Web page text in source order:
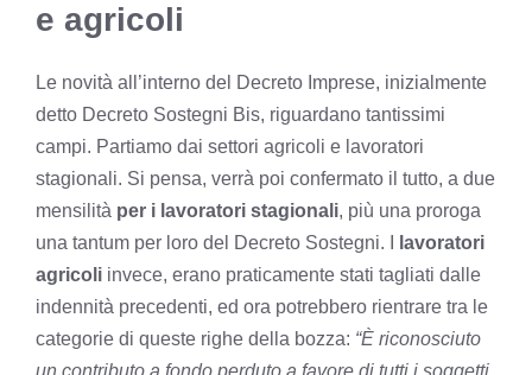
e agricoli
Le novità all’interno del Decreto Imprese, inizialmente
detto Decreto Sostegni Bis, riguardano tantissimi
campi. Partiamo dai settori agricoli e lavoratori
stagionali. Si pensa, verrà poi confermato il tutto, a due
mensilità per i lavoratori stagionali, più una proroga
una tantum per loro del Decreto Sostegni. I
lavoratori
agricoli invece, erano praticamente stati tagliati dalle
indennità precedenti, ed ora potrebbero rientrare tra le
categorie di queste righe della bozza: “È riconosciuto